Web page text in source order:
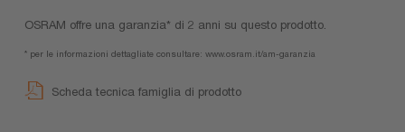
OSRAM offre una garanzia* di 2 anni su questo prodotto.
* per le informazioni dettagliate consultare: www.osram.it/am-garanzia
Scheda tecnica famiglia di prodotto